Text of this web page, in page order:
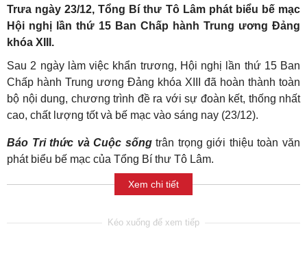
Trưa ngày 23/12, Tổng Bí thư Tô Lâm phát biểu bế mạc
Hội nghị lần thứ 15 Ban Chấp hành Trung ương Đảng
khóa XIII.
Sau 2 ngày làm việc khẩn trương, Hội nghị lần thứ 15 Ban
Chấp hành Trung ương Đảng khóa XIII đã hoàn thành toàn
bộ nội dung, chương trình đề ra với sự đoàn kết, thống nhất
cao, chất lượng tốt và bế mạc vào sáng nay (23/12).
Báo Tri thức và Cuộc sốngtrân trọng giới thiệu toàn văn
phát biểu bế mạc của Tổng Bí thư Tô Lâm.
Xem chi tiết